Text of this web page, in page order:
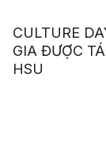
CULTURE
GIA ĐƯỢC
HSU